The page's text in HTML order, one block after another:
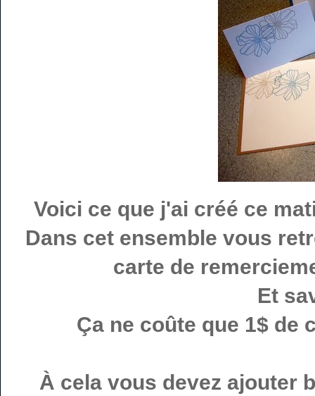
Voici ce que j'ai créé ce
Dans cet ensemble vous
carte de
Et
Ça ne coûte que 1$ de
À cela vous devez ajouter